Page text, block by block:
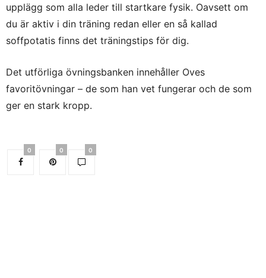
upplägg som alla leder till startkare fysik. Oavsett om
du är aktiv i din träning redan eller en så kallad
soffpotatis finns det träningstips för dig.
Det utförliga övningsbanken innehåller Oves
favoritövningar – de som han vet fungerar och de som
ger en stark kropp.
0 0 0